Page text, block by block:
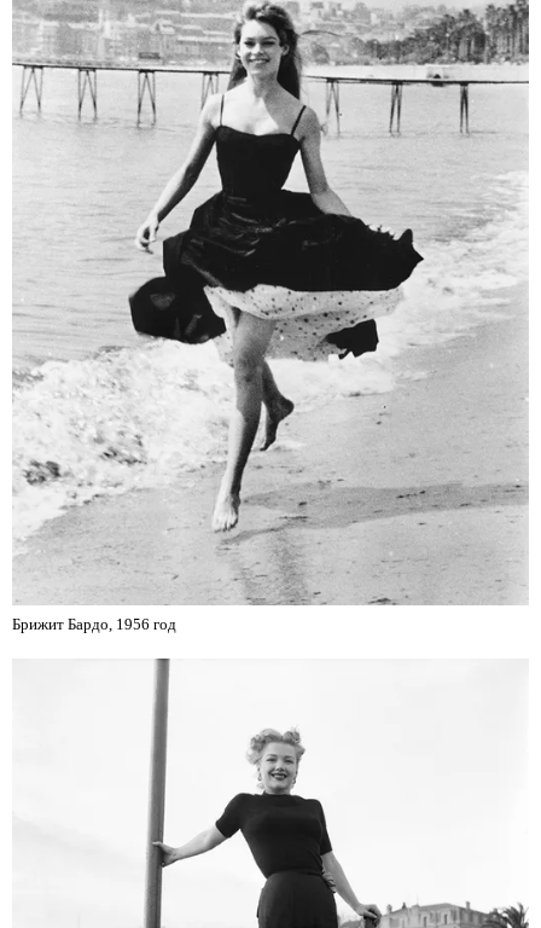
Брижит Бардо, 1956 год